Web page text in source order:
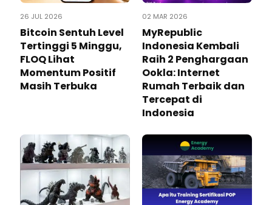
26 JUL 2026
Bitcoin Sentuh Level
Tertinggi 5 Minggu,
FLOQ Lihat
Momentum Positif
Masih Terbuka
02 MAR 2026
MyRepublic
Indonesia Kembali
Raih 2 Penghargaan
Ookla: Internet
Rumah Terbaik dan
Tercepat di
Indonesia